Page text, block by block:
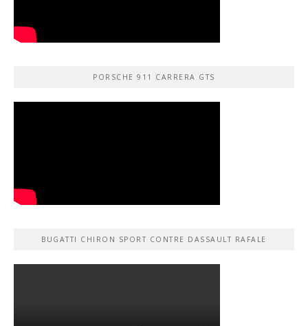
PORSCHE 911 CARRERA GTS
BUGATTI CHIRON SPORT CONTRE DASSAULT RAFALE